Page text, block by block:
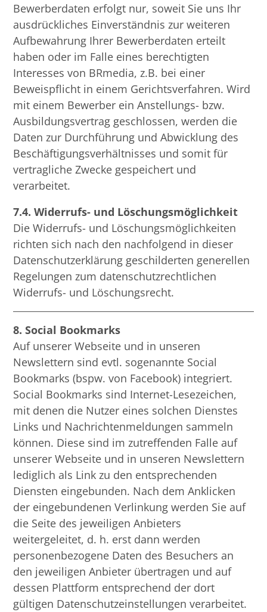
Bewerberdaten erfolgt nur, soweit Sie uns Ihr
ausdrückliches Einverständnis zur weiteren
Aufbewahrung Ihrer Bewerberdaten erteilt
haben oder im Falle eines berechtigten
Interesses von BRmedia, z.B. bei einer
Beweispflicht in einem Gerichtsverfahren. Wird
mit einem Bewerber ein Anstellungs- bzw.
Ausbildungsvertrag geschlossen, werden die
Daten zur Durchführung und Abwicklung des
Beschäftigungsverhältnisses und somit für
vertragliche Zwecke gespeichert und
verarbeitet.
7.4. Widerrufs- und Löschungsmöglichkeit
Die Widerrufs- und Löschungsmöglichkeiten
richten sich nach den nachfolgend in dieser
Datenschutzerklärung geschilderten generellen
Regelungen zum datenschutzrechtlichen
Widerrufs- und Löschungsrecht.
8. Social Bookmarks
Auf unserer Webseite und in unseren
Newslettern sind evtl. sogenannte Social
Bookmarks (bspw. von Facebook) integriert.
Social Bookmarks sind Internet-Lesezeichen,
mit denen die Nutzer eines solchen Dienstes
Links und Nachrichtenmeldungen sammeln
können. Diese sind im zutreffenden Falle auf
unserer Webseite und in unseren Newslettern
lediglich als Link zu den entsprechenden
Diensten eingebunden. Nach dem Anklicken
der eingebundenen Verlinkung werden Sie auf
die Seite des jeweiligen Anbieters
weitergeleitet, d. h. erst dann werden
personenbezogene Daten des Besuchers an
den jeweiligen Anbieter übertragen und auf
dessen Plattform entsprechend der dort
gültigen Datenschutzeinstellungen verarbeitet.